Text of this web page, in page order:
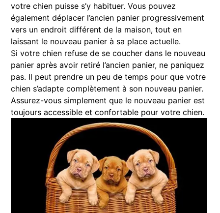
votre chien puisse s’y habituer. Vous pouvez
également déplacer l’ancien panier progressivement
vers un endroit différent de la maison, tout en
laissant le nouveau panier à sa place actuelle.
Si votre chien refuse de se coucher dans le nouveau
panier après avoir retiré l’ancien panier, ne paniquez
pas. Il peut prendre un peu de temps pour que votre
chien s’adapte complètement à son nouveau panier.
Assurez-vous simplement que le nouveau panier est
toujours accessible et confortable pour votre chien.